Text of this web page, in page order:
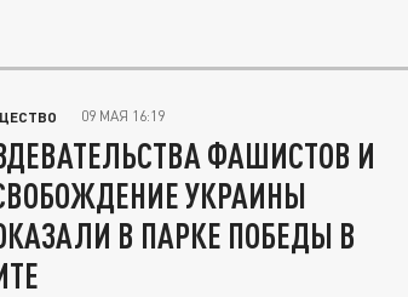
09 МАЯ 16:19
ФАШИСТОВ И
УКРАИНЫ
В ПАРКЕ ПОБЕДЫ В